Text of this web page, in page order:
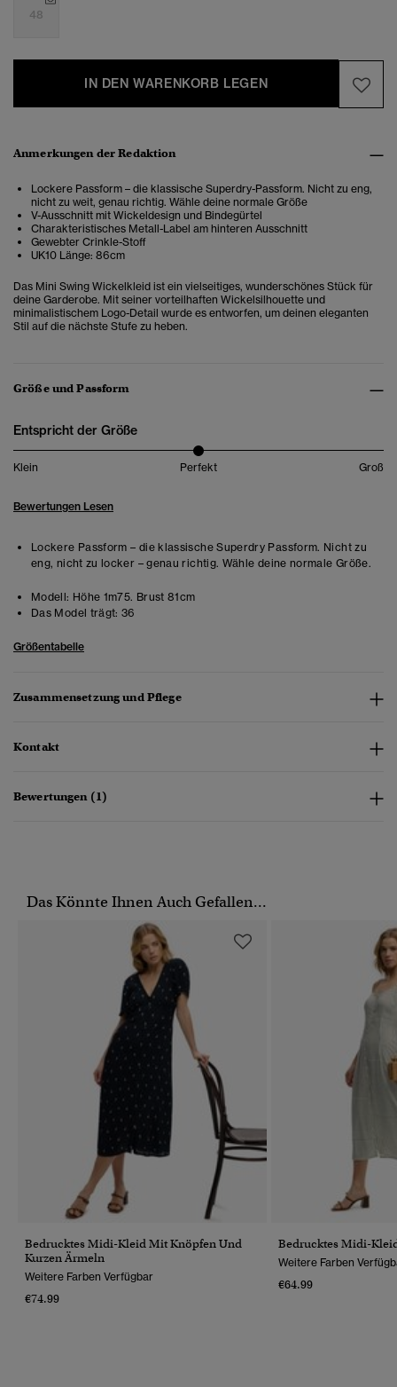
48
IN DEN WARENKORB LEGEN
Anmerkungen der Redaktion
Lockere Passform – die klassische Superdry-Passform. Nicht zu eng,
nicht zu weit, genau richtig. Wähle deine normale Größe
V-Ausschnitt mit Wickeldesign und Bindegürtel
Charakteristisches Metall-Label am hinteren Ausschnitt
Gewebter Crinkle-Stoff
UK10 Länge: 86cm
Das Mini Swing Wickelkleid ist ein vielseitiges, wunderschönes Stück für
deine Garderobe. Mit seiner vorteilhaften Wickelsilhouette und
minimalistischem Logo-Detail wurde es entworfen, um deinen eleganten
Stil auf die nächste Stufe zu heben.
Größe und Passform
Entspricht der Größe
Klein Perfekt Groß
Bewertungen Lesen
Lockere Passform – die klassische Superdry Passform. Nicht zu
eng, nicht zu locker – genau richtig. Wähle deine normale Größe.
Modell: Höhe 1m75. Brust 81cm
Das Model trägt: 36
Größentabelle
Zusammensetzung und Pflege
Kontakt
Bewertungen (1)
Das Könnte Ihnen Auch Gefallen...
Bedrucktes Midi-Kleid Mit Knöpfen Und
Kurzen Ärmeln
Weitere Farben Verfügbar
€74.99
Bedrucktes Midi-
Weitere Farben
€64.99